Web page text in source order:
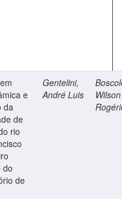
e
da
de
rio
do
de
Gentelini,
André Luis
Wilson